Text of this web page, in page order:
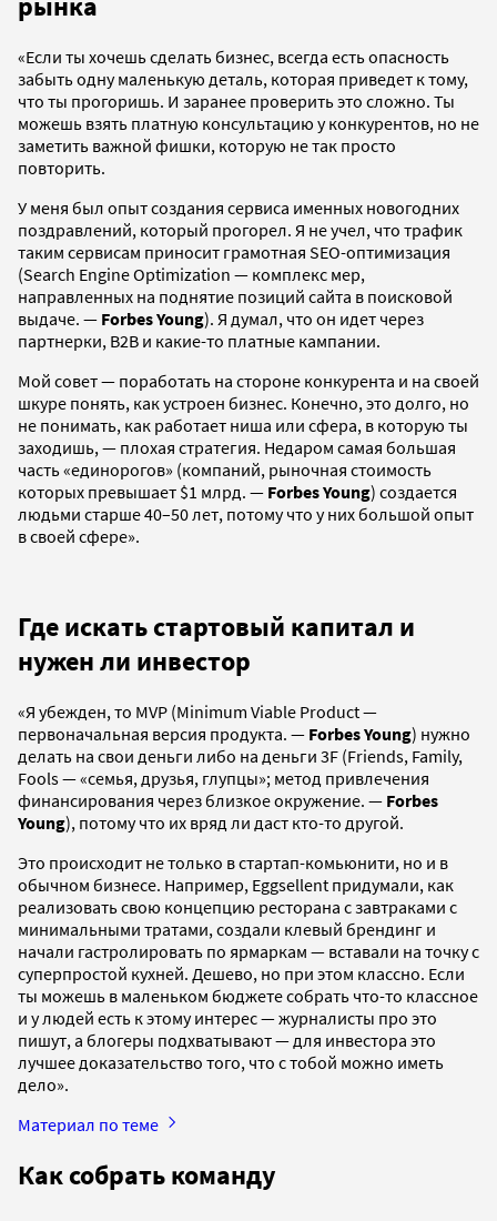
«Если ты хочешь сделать бизнес, всегда есть опасность
забыть одну маленькую деталь, которая приведет к тому,
что ты прогоришь. И заранее проверить это сложно. Ты
можешь взять платную консультацию у конкурентов, но не
заметить важной фишки, которую не так просто
повторить.
У меня был опыт создания сервиса именных новогодних
поздравлений, который прогорел. Я не учел, что трафик
таким сервисам приносит грамотная SEO-оптимизация
(Search Engine Optimization — комплекс мер,
направленных на поднятие позиций сайта в поисковой
выдаче. — Forbes Young). Я думал, что он идет через
партнерки, B2B и какие-то платные кампании.
Мой совет — поработать на стороне конкурента и на своей
шкуре понять, как устроен бизнес. Конечно, это долго, но
не понимать, как работает ниша или сфера, в которую ты
заходишь, — плохая стратегия. Недаром самая большая
часть «единорогов» (компаний, рыночная стоимость
которых превышает $1 млрд. — Forbes Young) создается
людьми старше 40–50 лет, потому что у них большой опыт
в своей сфере».
Где искать стартовый капитал и
нужен ли инвестор
«Я убежден, то MVP (Minimum Viable Product —
первоначальная версия продукта. — Forbes Young) нужно
делать на свои деньги либо на деньги 3F (Friends, Family,
Fools — «семья, друзья, глупцы»; метод привлечения
финансирования через близкое окружение. — Forbes
Young), потому что их вряд ли даст кто-то другой.
Это происходит не только в стартап-комьюнити, но и в
обычном бизнесе. Например, Eggsellent придумали, как
реализовать свою концепцию ресторана с завтраками с
минимальными тратами, создали клевый брендинг и
начали гастролировать по ярмаркам — вставали на точку с
суперпростой кухней. Дешево, но при этом классно. Если
ты можешь в маленьком бюджете собрать что-то классное
и у людей есть к этому интерес — журналисты про это
пишут, а блогеры подхватывают — для инвестора это
лучшее доказательство того, что с тобой можно иметь
дело».
Материал по теме
Как собрать команду